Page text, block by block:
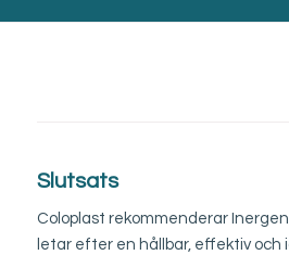
Slutsats
Coloplast rekommenderar
letar efter en hållbar, effektiv och